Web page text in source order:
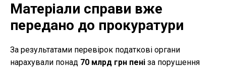
Матеріали справи вже
передано до прокуратури
За результатами перевірок податкові органи
нарахували понад 70 млрд грн пені за порушення